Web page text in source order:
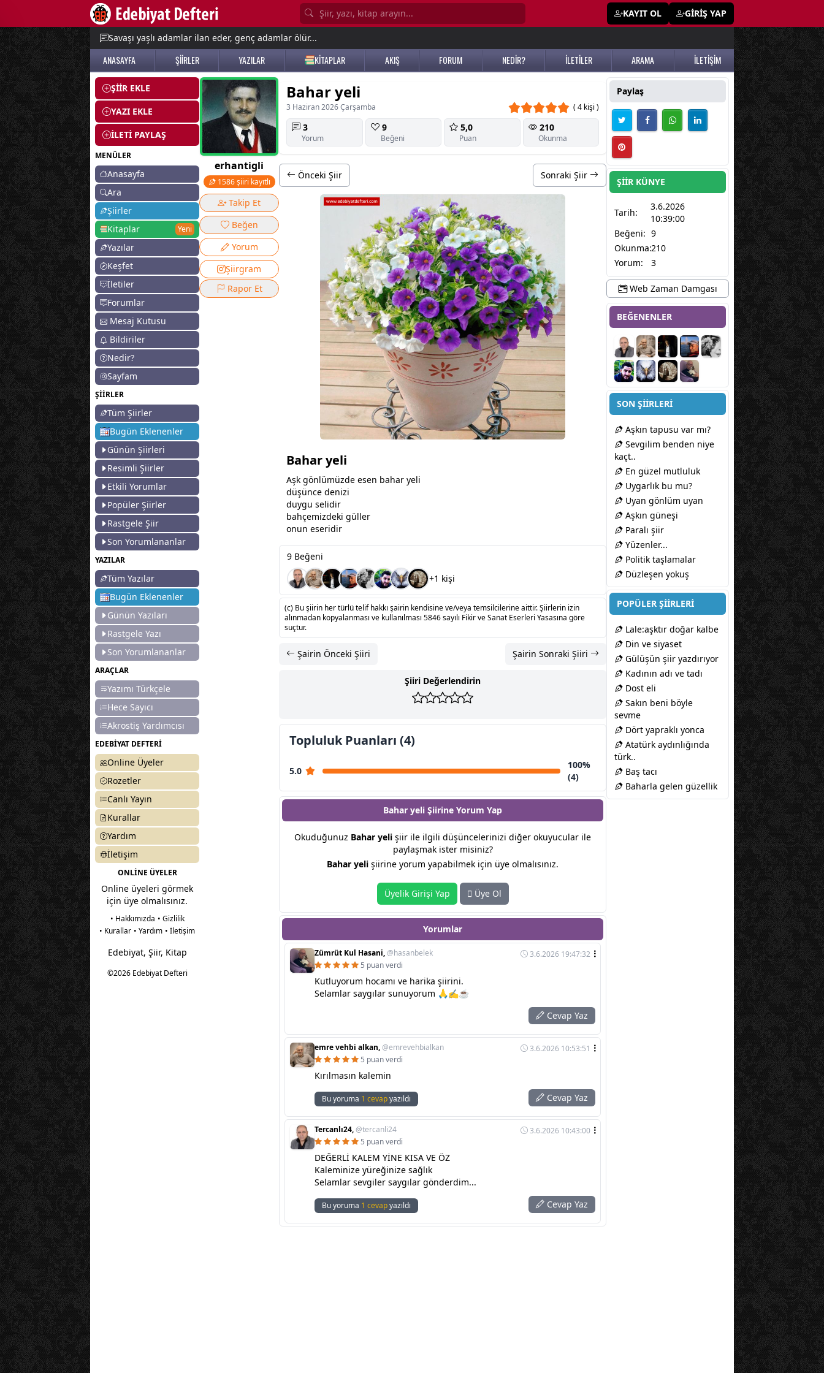
KAYIT OL GİRİŞ YAP
Savaşı yaşlı adamlar ilan eder, genç adamlar ölür...
ANASAYFA ŞİİRLER YAZILAR KİTAPLAR AKIŞ FORUM NEDİR? İLETİLER ARAMA İLETİŞİM
ŞİİR EKLE
YAZI EKLE
İLETİ PAYLAŞ
MENÜLER
Anasayfa
Ara
Şiirler
Kitaplar
Yeni
Yazılar
Keşfet
İletiler
Forumlar
Mesaj Kutusu
Bildiriler
Nedir?
Sayfam
ŞİİRLER
Tüm Şiirler
Bugün Eklenenler
Günün Şiirleri
Resimli Şiirler
Etkili Yorumlar
Popüler Şiirler
Rastgele Şiir
Son Yorumlananlar
YAZILAR
Tüm Yazılar
Bugün Eklenenler
Günün Yazıları
Rastgele Yazı
Son Yorumlananlar
ARAÇLAR
Yazımı Türkçele
Hece Sayıcı
Akrostiş Yardımcısı
EDEBİYAT DEFTERİ
Online Üyeler
Rozetler
Canlı Yayın
Kurallar
Yardım
İletişim
ONLİNE ÜYELER
Online üyeleri görmek
için üye olmalısınız.
• Hakkımızda • Gizlilik
• Kurallar • Yardım • İletişim
Edebiyat, Şiir, Kitap
©2026 Edebiyat Defteri
erhantigli
1586 şiiri kayıtlı
Takip Et
Beğen
Yorum
Şiirgram
Rapor Et
Bahar yeli
3 Haziran 2026 Çarşamba ( 4 kişi )
3
Yorum
9
Beğeni
5,0
Puan
210
Okunma
Önceki Şiir Sonraki Şiir
Bahar yeli
Aşk gönlümüzde esen bahar yeli
düşünce denizi
duygu selidir
bahçemizdeki güller
onun eseridir
9 Beğeni
+1 kişi
(c) Bu şiirin her türlü telif hakkı şairin kendisine ve/veya temsilcilerine aittir. Şiirlerin izin
alınmadan kopyalanması ve kullanılması 5846 sayılı Fikir ve Sanat Eserleri Yasasına göre
suçtur.
Şairin Önceki Şiiri Şairin Sonraki Şiiri
Şiiri Değerlendirin
Topluluk Puanları (4)
5.0
100%
(4)
Bahar yeli Şiirine Yorum Yap
Okuduğunuz Bahar yeli şiir ile ilgili düşüncelerinizi diğer okuyucular ile
paylaşmak ister misiniz?
Bahar yeli şiirine yorum yapabilmek için üye olmalısınız.
Üyelik Girişi Yap Üye Ol
Yorumlar
Zümrüt Kul Hasani,@hasanbelek
3.6.2026 19:47:32
5 puan verdi
Kutluyorum hocamı ve harika şiirini.
Selamlar saygılar sunuyorum 🙏✍️☕
Cevap Yaz
emre vehbi alkan,@emrevehbialkan
3.6.2026 10:53:51
5 puan verdi
Kırılmasın kalemin
Bu yoruma 1 cevapyazıldı Cevap Yaz
Tercanlı24,@tercanli24
3.6.2026 10:43:00
5 puan verdi
DEĞERLİ KALEM YİNE KISA VE ÖZ
Kaleminize yüreğinize sağlık
Selamlar sevgiler saygılar gönderdim...
Bu yoruma 1 cevapyazıldı Cevap Yaz
Paylaş
ŞİİR KÜNYE
Tarih:
3.6.2026
10:39:00
Beğeni: 9
Okunma:210
Yorum:
3
Web Zaman Damgası
BEĞENENLER
SON ŞİİRLERİ
Aşkın tapusu var mı?
Sevgilim benden niye
kaçt..
En güzel mutluluk
Uygarlık bu mu?
Uyan gönlüm uyan
Aşkın güneşi
Paralı şiir
Yüzenler...
Politik taşlamalar
Düzleşen yokuş
POPÜLER ŞİİRLERİ
Lale:aşktır doğar kalbe
Din ve siyaset
Gülüşün şiir yazdırıyor
Kadının adı ve tadı
Dost eli
Sakın beni böyle
sevme
Dört yapraklı yonca
Atatürk aydınlığında
türk..
Baş tacı
Baharla gelen güzellik
menu